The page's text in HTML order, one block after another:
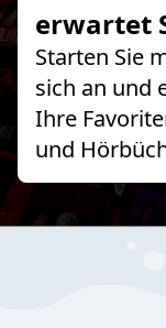
erwartet
Starten Sie
sich an und
Ihre
und